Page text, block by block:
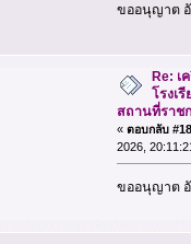
ขออนุญาต
Re: เ
โรงเ
สถานที่ราช
« ตอบกลับ
2026,
ขออนุญาต